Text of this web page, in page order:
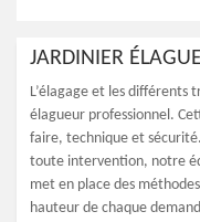
JARDINIER
L’élagage et les différents
élagueur professionnel.
faire, technique et
toute intervention, notre
met en place des
hauteur de chaque